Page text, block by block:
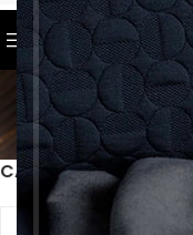
CATEGORÍAS
CATEGORIAS